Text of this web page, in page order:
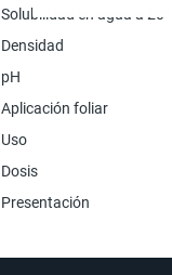
Solubilidad en agua a 20º
Densidad
pH
Aplicación foliar
Uso
Dosis
Presentación